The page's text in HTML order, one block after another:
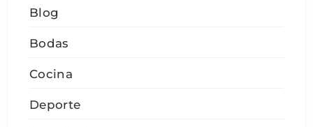
Blog
Bodas
Cocina
Deporte